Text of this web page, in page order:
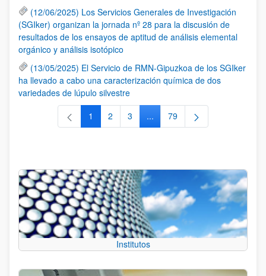
(12/06/2025) Los Servicios Generales de Investigación
(SGIker) organizan la jornada nº 28 para la discusión de
resultados de los ensayos de aptitud de análisis elemental
orgánico y análisis isotópico
(13/05/2025) El Servicio de RMN-Gipuzkoa de los SGIker
ha llevado a cabo una caracterización química de dos
variedades de lúpulo silvestre
Página
1 Página
2 Página
3 ...Páginas intermedias Use TAB
Página
79
Institutos